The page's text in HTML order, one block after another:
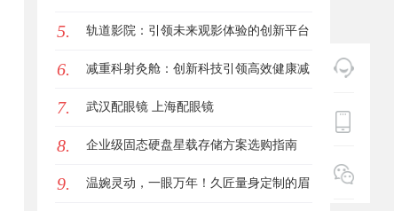
先行者
5. 轨道影院：引领未来观影体验的创新平台
6. 减重科射灸舱：创新科技引领高效健康减
重新时代
7. 武汉配眼镜 上海配眼镜
8. 企业级固态硬盘星载存储方案选购指南
9. 温婉灵动，一眼万年！久匠量身定制的眉